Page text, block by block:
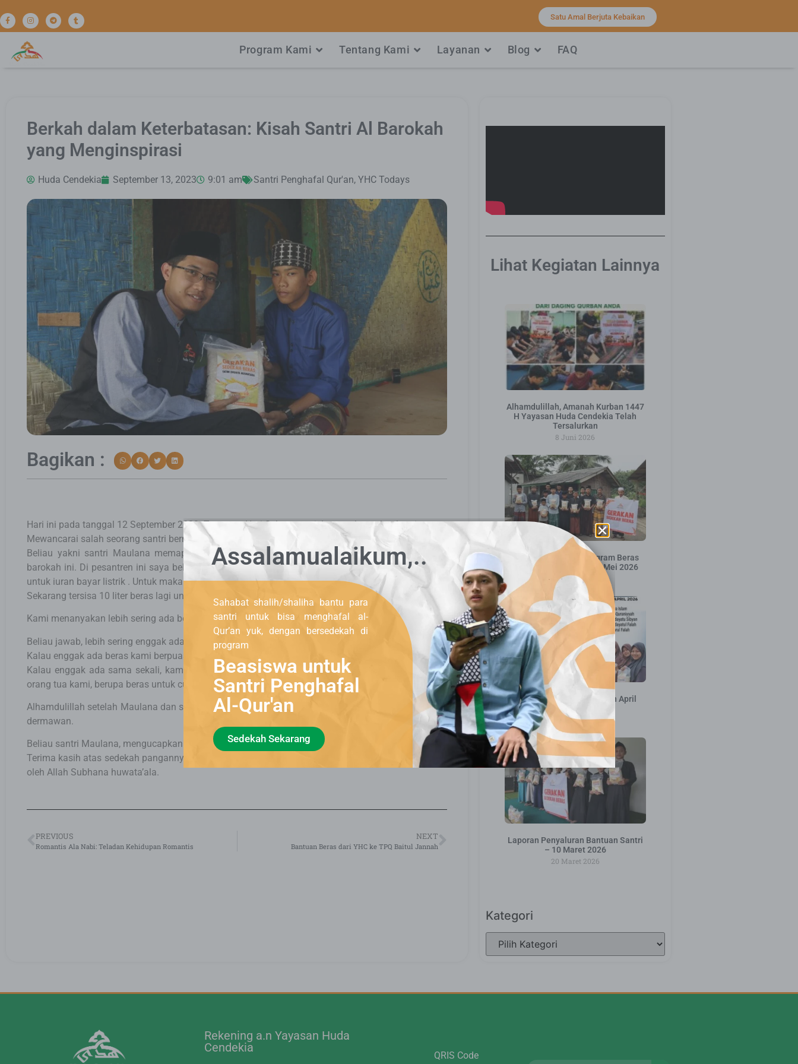
Satu Amal Berjuta Kebaikan
Program Kami Tentang Kami Layanan Blog FAQ
Berkah dalam Keterbatasan: Kisah Santri Al Barokah
yang Menginspirasi
Huda Cendekia September 13, 2023 9:01 am Santri Penghafal Qur'an, YHC Todays
Bagikan :
Hari ini pada tanggal 12 September 2023. Tepatnya Hari Selasa menjelang waktu ashar kami
Mewancarai salah seorang santri bernama Maulana.
Beliau yakni santri Maulana memaparkan bahwa sudah setahun lebih mondok di pesantren Al
barokah ini. Di pesantren ini saya belajar Alquran dan kitab dan hanya membayar 15 ribu perbulan
untuk iuran bayar listrik . Untuk makan kami, iuran beli bahan makanan.
Sekarang tersisa 10 liter beras lagi untuk mencukupi 50 orang santri dan santriwati.
Kami menanyakan lebih sering ada beras apa enggak.?
Beliau jawab, lebih sering enggak ada..
Kalau enggak ada beras kami berpuasa. Ujar Maulana.
Kalau enggak ada sama sekali, kami pulang kerumah masing-masing untuk meminta bantuan ke
orang tua kami, berupa beras untuk cukupi kebutuhan kami belajar di pondok.
Alhamdulillah setelah Maulana dan santri yang lainnya menerima sedekah pangan terbaik dari para
dermawan.
Beliau santri Maulana, mengucapkan.
Terima kasih atas sedekah pangannya. Semoga diberi kelancaran, ditambahkan rezeki yang banyak
oleh Allah Subhana huwata’ala.
PREVIOUS
Romantis Ala Nabi: Teladan Kehidupan Romantis
NEXT
Bantuan Beras dari YHC ke TPQ Baitul Jannah
Lihat Kegiatan Lainnya
Alhamdulillah, Amanah Kurban 1447
H Yayasan Huda Cendekia Telah
Tersalurkan
8 Juni 2026
Laporan Distribusi Program Beras
dan Mushaf Al-Qur’an – Mei 2026
31 Mei 2026
Distribusi Pekan ke 2 Bulan April
16 April 2026
Laporan Penyaluran Bantuan Santri
– 10 Maret 2026
20 Maret 2026
Kategori
Rekening a.n Yayasan Huda
Cendekia
QRIS Code
Assalamualaikum,..
Sahabat shalih/shaliha bantu para
santri untuk bisa menghafal al-
Qur’an yuk, dengan bersedekah di
program
Beasiswa untuk
Santri Penghafal
Al-Qur'an
Sedekah Sekarang